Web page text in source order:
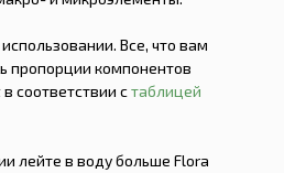
Все, что вам
пропорции компонентов
соответствии стаблицей
лейте в воду больше Flora